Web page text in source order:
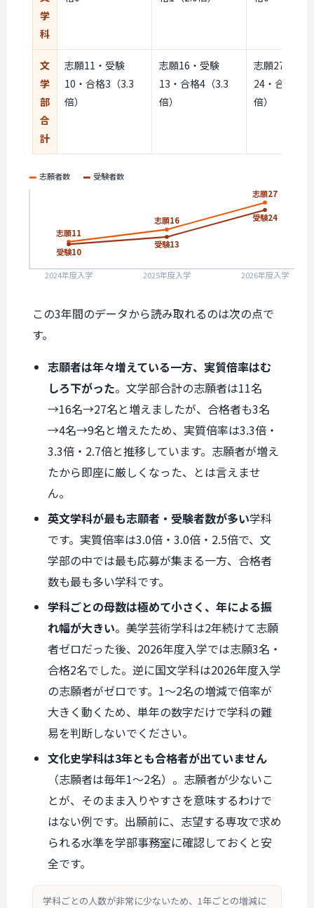
学
科
文
学
部
合
計
志願11・受験
10・合格3（3.3
倍）
志願16・受験
13・合格4（3.3
倍）
志願27・受験
24・合格9（
倍）
2024年度入学 2025年度入学 2026年度入学
志願11
志願16
志願27
受験10
受験13
受験24
志願者数 受験者数
この3年間のデータから読み取れるのは次の点で
す。
志願者は年々増えている一方、実質倍率はむ
しろ下がった。文学部合計の志願者は11名
→16名→27名と増えましたが、合格者も3名
→4名→9名と増えたため、実質倍率は3.3倍・
3.3倍・2.7倍と推移しています。志願者が増え
たから即座に厳しくなった、とは言えませ
ん。
英文学科が最も志願者・受験者数が多い学科
です。実質倍率は3.0倍・3.0倍・2.5倍で、文
学部の中では最も応募が集まる一方、合格者
数も最も多い学科です。
学科ごとの母数は極めて小さく、年による振
れ幅が大きい。美学芸術学科は2年続けて志願
者ゼロだった後、2026年度入学では志願3名・
合格2名でした。逆に国文学科は2026年度入学
の志願者がゼロです。1〜2名の増減で倍率が
大きく動くため、単年の数字だけで学科の難
易を判断しないでください。
文化史学科は3年とも合格者が出ていません
（志願者は毎年1〜2名）。志願者が少ないこ
とが、そのまま入りやすさを意味するわけで
はない例です。出願前に、志望する専攻で求め
られる水準を学部事務室に確認しておくと安
全です。
学科ごとの人数が非常に少ないため、1年ごとの増減に